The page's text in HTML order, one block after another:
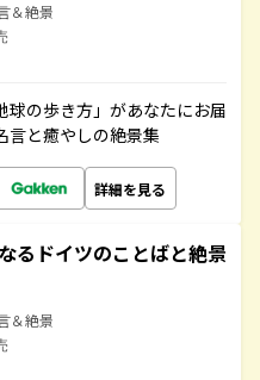
＆絶景
の歩き方」があなたにお届
言と癒やしの絶景集
詳細を見る
るドイツのことばと絶景
＆絶景